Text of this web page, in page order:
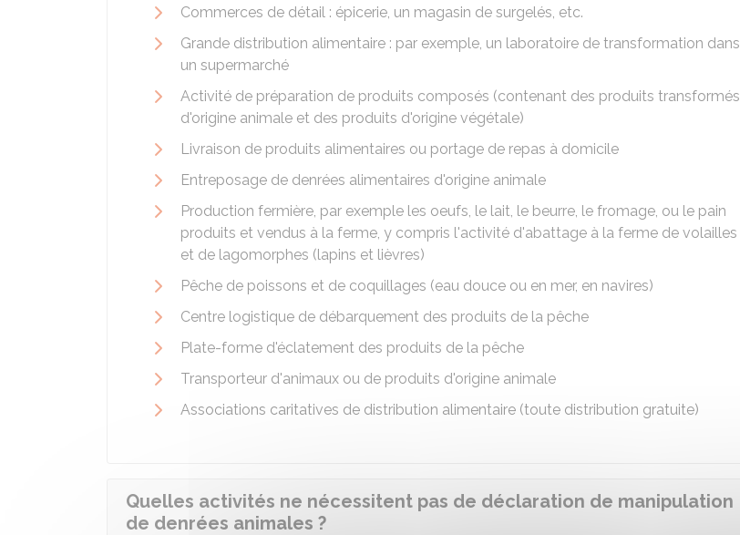
Commerces de détail : épicerie, un magasin de surgelés, etc.
Grande distribution alimentaire : par exemple, un laboratoire de transformation dans
un supermarché
Activité de préparation de produits composés (contenant des produits transformés
d'origine animale et des produits d'origine végétale)
Livraison de produits alimentaires ou portage de repas à domicile
Entreposage de denrées alimentaires d'origine animale
Production fermière, par exemple les oeufs, le lait, le beurre, le fromage, ou le pain
produits et vendus à la ferme, y compris l'activité d'abattage à la ferme de volailles
et de lagomorphes (lapins et lièvres)
Pêche de poissons et de coquillages (eau douce ou en mer, en navires)
Centre logistique de débarquement des produits de la pêche
Plate-forme d'éclatement des produits de la pêche
Transporteur d'animaux ou de produits d'origine animale
Associations caritatives de distribution alimentaire (toute distribution gratuite)
Quelles activités ne nécessitent pas de déclaration de manipulation
de denrées animales ?